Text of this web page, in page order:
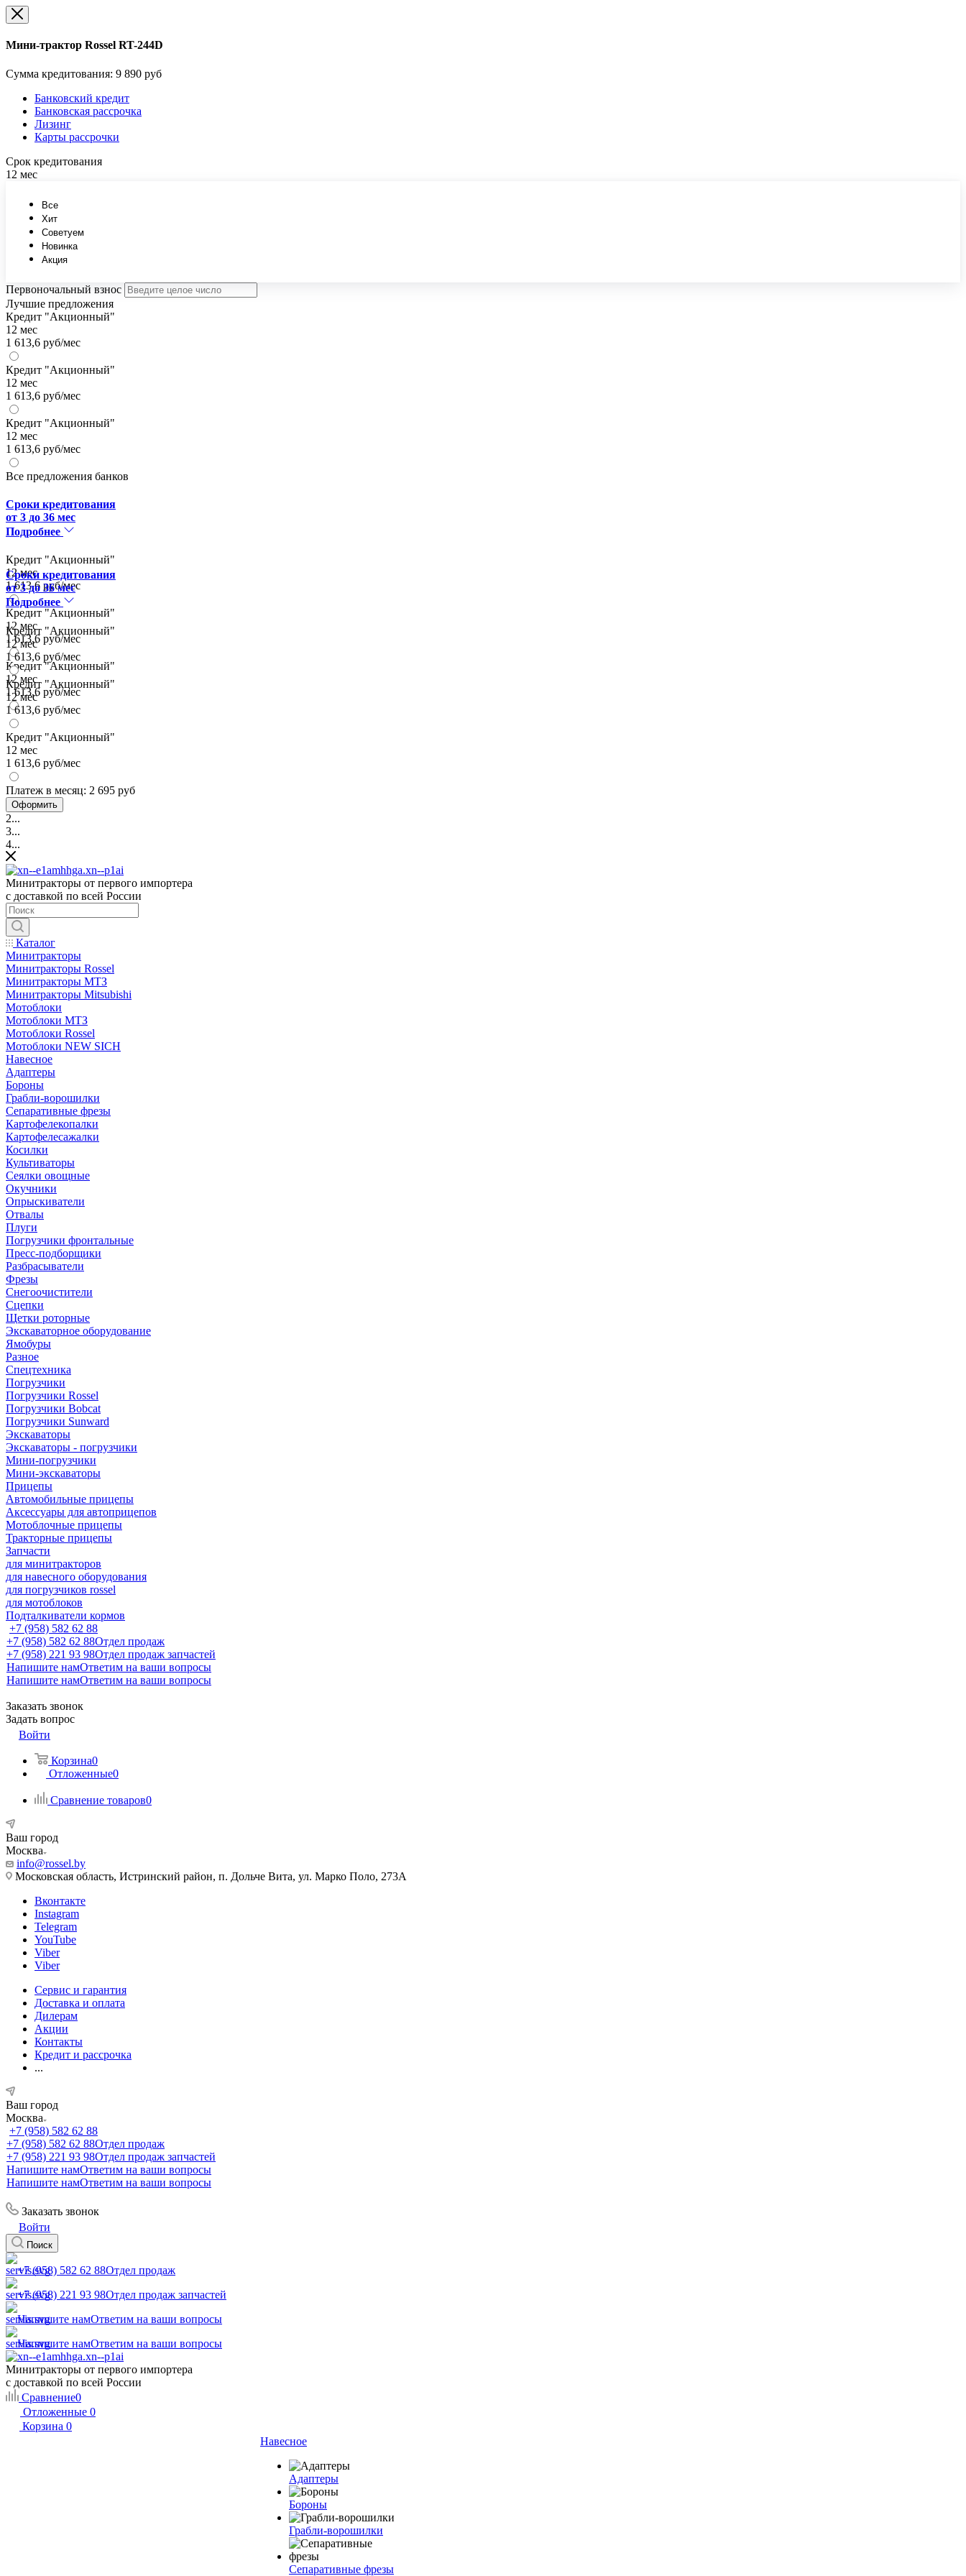
Мини-трактор Rossel RT-244D
Сумма кредитования: 9 890 руб
Банковский кредит
Банковская рассрочка
Лизинг
Карты рассрочки
Срок кредитования
12 мес
Все
Хит
Советуем
Новинка
Акция
Первоночальный взнос
Лучшие предложения
Кредит "Акционный"
12 мес
1 613,6 руб/мес
Кредит "Акционный"
12 мес
1 613,6 руб/мес
Кредит "Акционный"
12 мес
1 613,6 руб/мес
Все предложения банков
Сроки кредитования
от 3 до 36 мес
Подробнее
Кредит "Акционный"
12 мес
1 613,6 руб/мес
Кредит "Акционный"
12 мес
1 613,6 руб/мес
Кредит "Акционный"
12 мес
1 613,6 руб/мес
Сроки кредитования
от 3 до 36 мес
Подробнее
Кредит "Акционный"
12 мес
1 613,6 руб/мес
Кредит "Акционный"
12 мес
1 613,6 руб/мес
Кредит "Акционный"
12 мес
1 613,6 руб/мес
Платеж в месяц: 2 695 руб
Оформить
2...
3...
4...
Минитракторы от первого импортера
с доставкой по всей России
Каталог
Минитракторы
Минитракторы Rossel
Минитракторы МТЗ
Минитракторы Mitsubishi
Мотоблоки
Мотоблоки МТЗ
Мотоблоки Rossel
Мотоблоки NEW SICH
Навесное
Адаптеры
Бороны
Грабли-ворошилки
Сепаративные фрезы
Картофелекопалки
Картофелесажалки
Косилки
Культиваторы
Сеялки овощные
Окучники
Опрыскиватели
Отвалы
Плуги
Погрузчики фронтальные
Пресс-подборщики
Разбрасыватели
Фрезы
Снегоочистители
Сцепки
Щетки роторные
Экскаваторное оборудование
Ямобуры
Разное
Спецтехника
Погрузчики
Погрузчики Rossel
Погрузчики Bobcat
Погрузчики Sunward
Экскаваторы
Экскаваторы - погрузчики
Мини-погрузчики
Мини-экскаваторы
Прицепы
Автомобильные прицепы
Аксессуары для автоприцепов
Мотоблочные прицепы
Тракторные прицепы
Запчасти
для минитракторов
для навесного оборудования
для погрузчиков rossel
для мотоблоков
Подталкиватели кормов
+7 (958) 582 62 88
+7 (958) 582 62 88Отдел продаж
+7 (958) 221 93 98Отдел продаж запчастей
Напишите намОтветим на ваши вопросы
Напишите намОтветим на ваши вопросы
Заказать звонок
Задать вопрос
Войти
Корзина0
Отложенные0
Сравнение товаров0
Ваш город
Москва
info@rossel.by
Московская область, Истринский район, п. Дольче Вита, ул. Марко Поло, 273А
Вконтакте
Instagram
Telegram
YouTube
Viber
Viber
Сервис и гарантия
Доставка и оплата
Дилерам
Акции
Контакты
Кредит и рассрочка
...
Ваш город
Москва
+7 (958) 582 62 88
+7 (958) 582 62 88Отдел продаж
+7 (958) 221 93 98Отдел продаж запчастей
Напишите намОтветим на ваши вопросы
Напишите намОтветим на ваши вопросы
Заказать звонок
Войти
Поиск
+7 (958) 582 62 88Отдел продаж
+7 (958) 221 93 98Отдел продаж запчастей
Напишите намОтветим на ваши вопросы
Напишите намОтветим на ваши вопросы
Минитракторы от первого импортера
с доставкой по всей России
Сравнение0
Отложенные 0
Корзина 0
Навесное
Адаптеры
Бороны
Грабли-ворошилки
Сепаративные фрезы